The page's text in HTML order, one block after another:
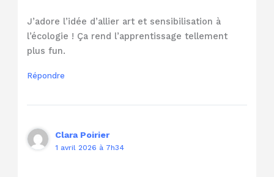
J’adore l’idée d’allier art et sensibilisation à
l’écologie ! Ça rend l’apprentissage tellement
plus fun.
Répondre
Clara Poirier
1 avril 2026 à 7h34